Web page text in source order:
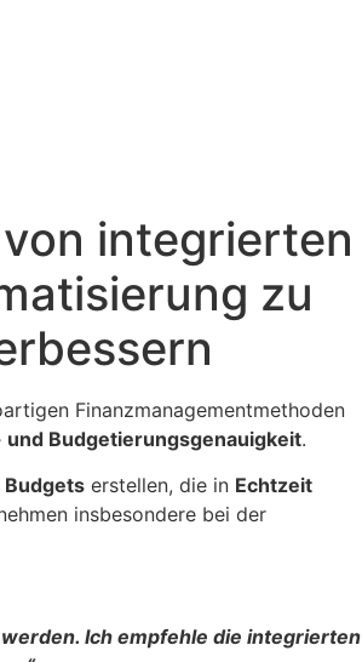
integrierten
zu
Finanzmanagementmethoden
Budgetierungsgenauigkeit.
erstellen, die in Echtzeit
insbesondere bei der
Ich empfehle die integrierten